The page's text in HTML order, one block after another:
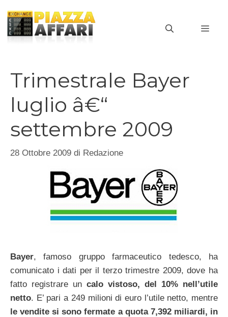
contenuto
Trimestrale Bayer
luglio â€“
settembre 2009
28 Ottobre 2009 di Redazione
Bayer, famoso gruppo farmaceutico tedesco, ha
comunicato i dati per il terzo trimestre 2009, dove ha
fatto registrare un calo vistoso, del 10% nell’utile
netto. E’ pari a 249 milioni di euro l’utile netto, mentre
le vendite si sono fermate a quota 7,392 miliardi, in